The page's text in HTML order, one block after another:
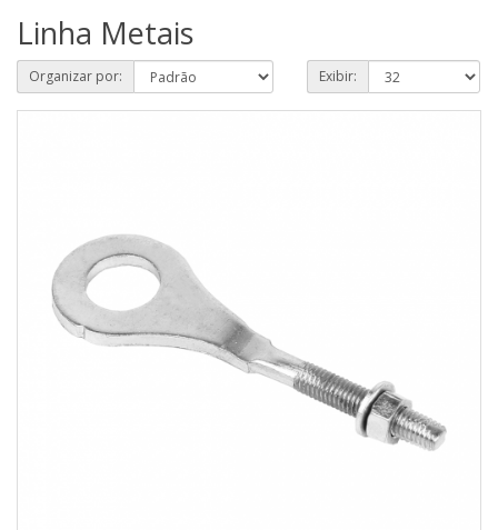
Linha Metais
Organizar por: Exibir: